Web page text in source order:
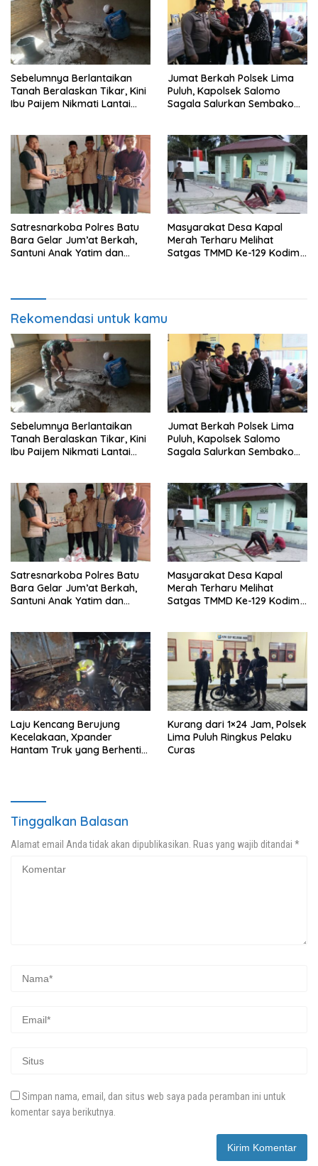
Sebelumnya Berlantaikan
Tanah Beralaskan Tikar, Kini
Ibu Paijem Nikmati Lantai
0208/Asahan
Jumat Berkah Polsek Lima
Puluh, Kapolsek Salomo
Sagala Salurkan Sembako
Satresnarkoba Polres Batu
Bara Gelar Jum’at Berkah,
Santuni Anak Yatim dan
Masyarakat Desa Kapal
Merah Terharu Melihat
Satgas TMMD Ke-129 Kodim
Rekomendasi untuk kamu
Sebelumnya Berlantaikan
Tanah Beralaskan Tikar, Kini
Ibu Paijem Nikmati Lantai
0208/Asahan
Jumat Berkah Polsek Lima
Puluh, Kapolsek Salomo
Sagala Salurkan Sembako
Satresnarkoba Polres Batu
Bara Gelar Jum’at Berkah,
Santuni Anak Yatim dan
Masyarakat Desa Kapal
Merah Terharu Melihat
Satgas TMMD Ke-129 Kodim
Mushollah Al Maghribi
Laju Kencang Berujung
Kecelakaan, Xpander
Hantam Truk yang Berhenti
Kurang dari 1×24 Jam, Polsek
Lima Puluh Ringkus Pelaku
Curas
Tinggalkan Balasan
Alamat email Anda tidak akan dipublikasikan. Ruas yang wajib ditandai *
Simpan nama, email, dan situs web saya pada peramban ini untuk
komentar saya berikutnya.